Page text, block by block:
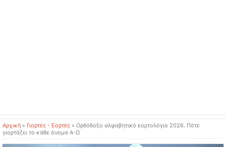
Αρχική » Γιορτές - Εορτές » Ορθόδοξο αλφαβητικό εορτολόγιο 2026. Πότε
γιορτάζει το κάθε όνομα Α-Ω